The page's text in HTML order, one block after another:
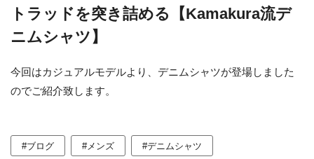
トラッドを突き詰める【Kamakura流デ
ニムシャツ】
今回はカジュアルモデルより、デニムシャツが登場しました
のでご紹介致します。
#ブログ #メンズ #デニムシャツ